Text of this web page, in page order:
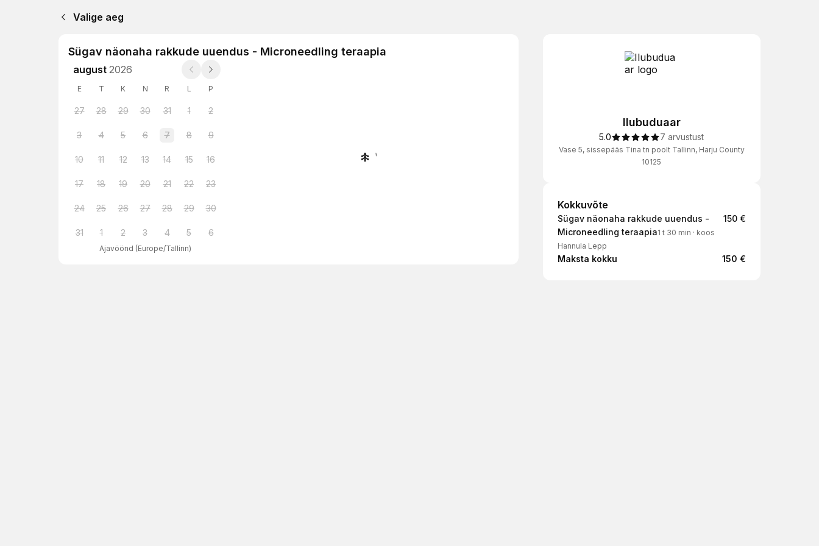
Valige aeg
Sügav näonaha rakkude uuendus - Microneedling teraapia
august 2026
E T K N R L P
27 28 29 30 31 1 2
3 4 5 6 7 8 9
10 11 12 13 14 15 16
17 18 19 20 21 22 23
24 25 26 27 28 29 30
31 1 2 3 4 5 6
Ajavöönd (Europe/Tallinn)
Ilubuduaar
5.0 7 arvustust
Vase 5, sissepääs Tina tn poolt Tallinn, Harju County
10125
Kokkuvõte
Kokkuvõte
Sügav näonaha rakkude uuendus -
Microneedling teraapia1 t 30 min · koos
Hannula Lepp
150 €
Maksta kokku 150 €